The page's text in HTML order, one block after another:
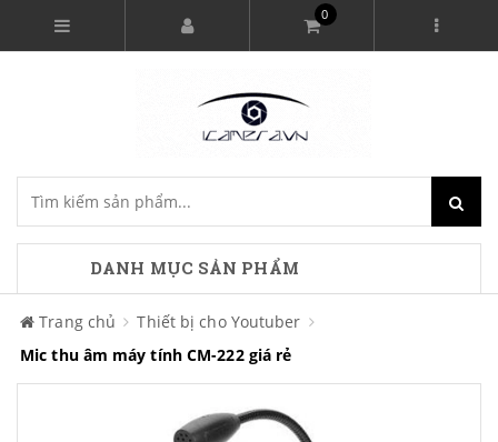
0
DANH MỤC SẢN PHẨM
Trang chủ
Thiết bị cho Youtuber
Mic thu âm máy tính CM-222 giá rẻ